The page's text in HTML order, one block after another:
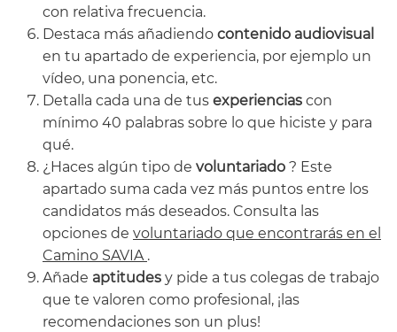
con relativa frecuencia.
Destaca más añadiendo contenido audiovisual
en tu apartado de experiencia, por ejemplo un
vídeo, una ponencia, etc.
Detalla cada una de tus experiencias con
mínimo 40 palabras sobre lo que hiciste y para
qué.
¿Haces algún tipo de voluntariado ? Este
apartado suma cada vez más puntos entre los
candidatos más deseados. Consulta las
opciones de voluntariado que encontrarás en el
Camino SAVIA .
Añade aptitudes y pide a tus colegas de trabajo
que te valoren como profesional, ¡las
recomendaciones son un plus!